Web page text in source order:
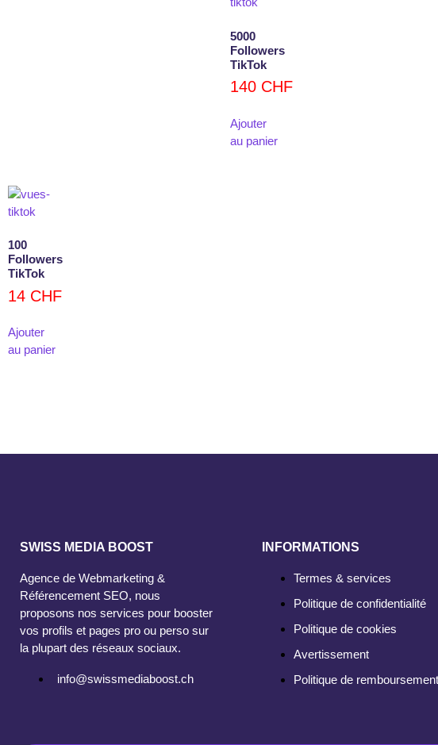
5000
Followers
TikTok
140 CHF
Ajouter
au panier
100
Followers
TikTok
14 CHF
Ajouter
au panier
SWISS MEDIA BOOST
Agence de Webmarketing &
Référencement SEO, nous
proposons nos services pour booster
vos profils et pages pro ou perso sur
la plupart des réseaux sociaux.
info@swissmediaboost.ch
INFORMATIONS
Termes & services
Politique de confidentialité
Politique de cookies
Avertissement
Politique de remboursement